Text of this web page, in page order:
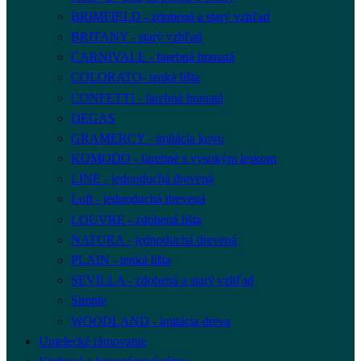
BRIMFIELD - zdobená a starý vzhľad
BRITANY - starý vzhľad
CARNIVALE - farebná hranatá
COLORATO- tenká lišta
CONFETTI - farebná hranatá
DEGAS
GRAMERCY - imitácia kovu
KOMODO - farebné s vysokým leskom
LINE - jednoduchá drevená
Loft - jednoduchá drevená
LOUVRE - zdobená lišta
NATURA - jednoduchá drevená
PLAIN - tenká lišta
SEVILLA - zdobená a starý vzhľad
Simple
WOODLAND - imitácia dreva
Umelecké rámovanie